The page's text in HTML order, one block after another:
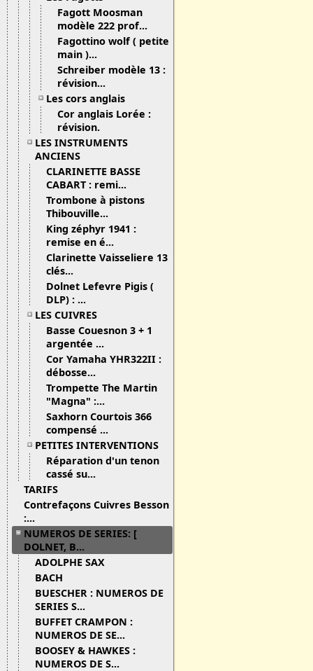
Fagott Moosman
modèle 222 prof...
Fagottino wolf ( petite
main )...
Schreiber modèle 13 :
révision...
Les cors anglais
Cor anglais Lorée :
révision.
LES INSTRUMENTS
ANCIENS
CLARINETTE BASSE
CABART : remi...
Trombone à pistons
Thibouville...
King zéphyr 1941 :
remise en é...
Clarinette Vaisseliere 13
clés...
Dolnet Lefevre Pigis (
DLP) : ...
LES CUIVRES
Basse Couesnon 3 + 1
argentée ...
Cor Yamaha YHR322II :
débosse...
Trompette The Martin
"Magna" :...
Saxhorn Courtois 366
compensé ...
PETITES INTERVENTIONS
Réparation d'un tenon
cassé su...
TARIFS
Contrefaçons Cuivres Besson
:...
NUMEROS DE SERIES: [
DOLNET, B...
ADOLPHE SAX
BACH
BUESCHER : NUMEROS DE
SERIES S...
BUFFET CRAMPON :
NUMEROS DE SE...
BOOSEY & HAWKES :
NUMEROS DE S...